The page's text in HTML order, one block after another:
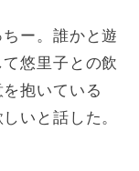
ー。誰かと遊
悠里子との飲
抱いている
いと話した。